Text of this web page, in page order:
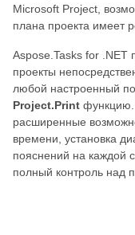
Microsoft Project,
плана проекта имеет
Aspose.Tasks for .NET
проекты
любой настроенный
Project.Print функцию.
расширенные
времени, установка
пояснений на каждой
полный контроль над